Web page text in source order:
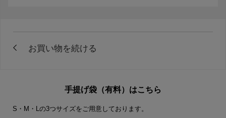
手提げ袋（有料）はこちら
S・M・Lの3つサイズをご用意しております。